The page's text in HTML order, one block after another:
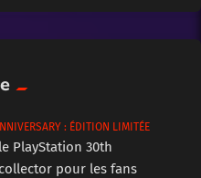
: ÉDITION LIMITÉE
PlayStation 30th
pour les fans